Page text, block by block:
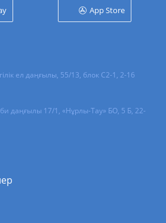
App Store
ел даңғылы, 55/13, блок С2-1, 2-16
даңғылы 17/1, «Нұрлы-Тау» БО, 5 Б, 22-